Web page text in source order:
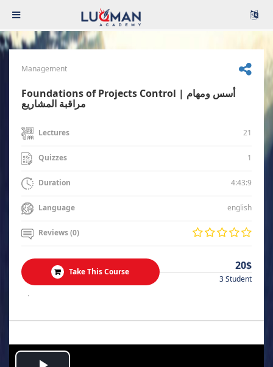
Management
Foundations of Projects Control | أسس ومهام
مراقبة المشاريع
Lectures 21
Quizzes 1
Duration 4:43:9
Language english
Reviews (0)
Take This Course 20$
3 Student
.